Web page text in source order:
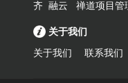
齐 融云 禅道项目管
关于我们
关于我们 联系我们